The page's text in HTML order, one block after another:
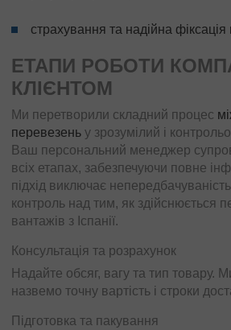
страхування та надійна
ЕТАПИ РОБОТИ
КЛІЄНТОМ
Ми перетворили складний процес
перевезень у зрозумілий і
Ваш персональний менеджер
всіх етапах, забезпечуючи повне
підхід виключає
контроль над тим, як здійснюється
вантажів з Іспанії.
Консультація та розрахунок
Надайте обсяг, вагу та тип товару.
назвемо точну вартість і строки
Підготовка та пакування